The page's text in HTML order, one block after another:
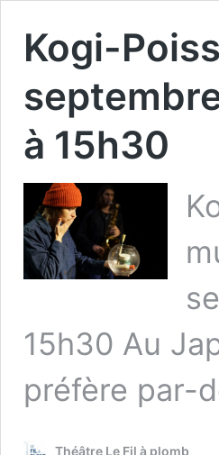
Kogi-
à 15h30
15h30 Au
préfère par-
Théâtre Le Fil à plomb